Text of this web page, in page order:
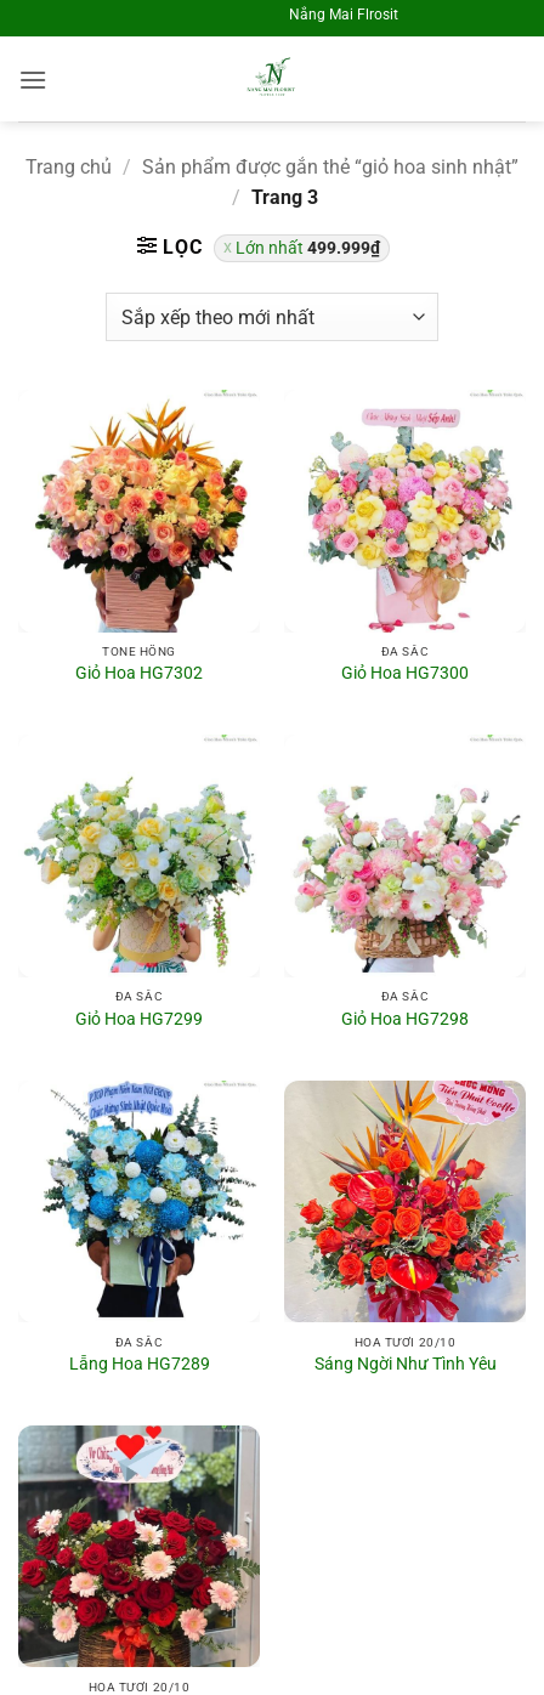
to
content
Nắng Mai Flrosit - Điện Hoa Toàn Quốc
Trang chủ / Sản phẩm được gắn thẻ “giỏ hoa sinh nhật”
/ Trang 3
LỌC Lớn nhất 499.999₫
TONE HỒNG
Giỏ Hoa HG7302
ĐA SẮC
Giỏ Hoa HG7300
ĐA SẮC
Giỏ Hoa HG7299
ĐA SẮC
Giỏ Hoa HG7298
ĐA SẮC
Lẵng Hoa HG7289
HOA TƯƠI 20/10
Sáng Ngời Như Tình Yêu
HOA TƯƠI 20/10